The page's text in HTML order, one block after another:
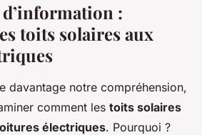
:
toits solaires aux
davantage notre compréhension,
comment les toits solaires
électriques. Pourquoi ?